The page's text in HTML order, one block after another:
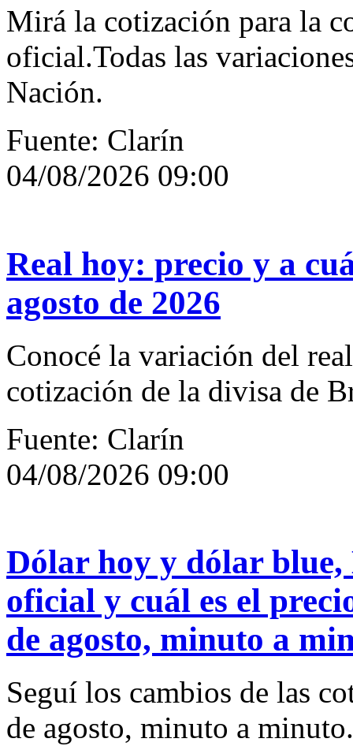
Mirá la cotización para la
oficial.Todas las
Nación.
Fuente: Clarín
04/08/2026 09:00
Real hoy: precio y a
agosto de 2026
Conocé la variación del
cotización de la divisa de
Fuente: Clarín
04/08/2026 09:00
Dólar hoy y dólar
oficial y cuál es el
de agosto, minuto a
Seguí los cambios de las
de agosto, minuto a minuto.